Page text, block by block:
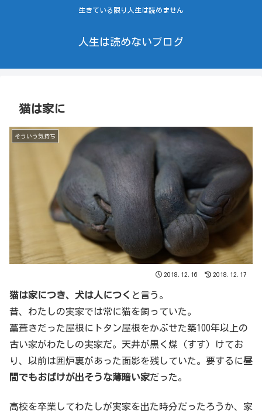
生きている限り人生は読めません
人生は読めないブログ
猫は家に
そういう気持ち
2018.12.16 2018.12.17
猫は家につき、犬は人につく と言う。
昔、わたしの実家では常に猫を飼っていた。
藁葺きだった屋根にトタン屋根をかぶせた築100年以上の
古い家がわたしの実家だ。天井が黒く煤（すす）けてお
り、以前は囲炉裏があった面影を残していた。要するに昼
間でもおばけが出そうな薄暗い家だった。
高校を卒業してわたしが実家を出た時分だったろうか、家